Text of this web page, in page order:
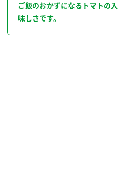
ご飯のおかずになるトマトの
味しさです。